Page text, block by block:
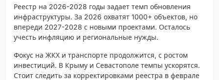
Реестр на 2026-2028 годы задает темп обновления
инфраструктуры. За 2026 охватят 1000+ объектов, но
впереди 2027-2028 с новыми проектами. Осталось
учесть инфляцию и региональные нужды.
Фокус на ЖКХ и транспорте продолжится, с ростом
инвестиций. В Крыму и Севастополе темпы ускорятся.
Стоит следить за корректировками реестра в феврале